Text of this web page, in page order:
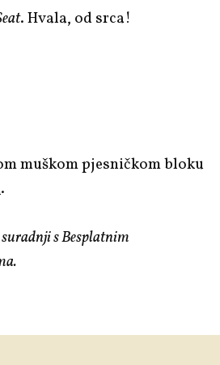
. Hvala, od srca!
muškom pjesničkom bloku
.
s Besplatnim